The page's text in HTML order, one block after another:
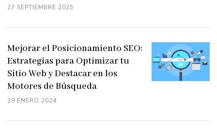
27 SEPTIEMBRE 2025
29 ENERO 2024
Mejorar el Posicionamiento SEO:
Estrategias para Optimizar tu
Sitio Web y Destacar en los
Motores de Búsqueda